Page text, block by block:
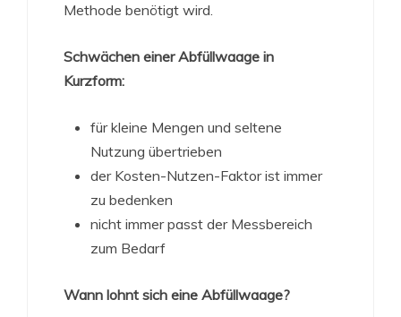
Methode benötigt wird.
Schwächen einer Abfüllwaage in
Kurzform:
für kleine Mengen und seltene
Nutzung übertrieben
der Kosten-Nutzen-Faktor ist immer
zu bedenken
nicht immer passt der Messbereich
zum Bedarf
Wann lohnt sich eine Abfüllwaage?